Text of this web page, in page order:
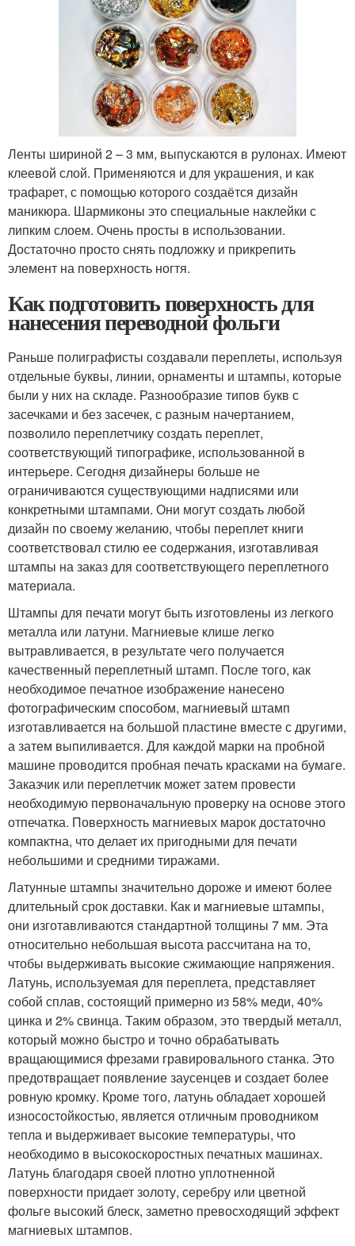
Ленты шириной 2 – 3 мм, выпускаются в рулонах. Имеют
клеевой слой. Применяются и для украшения, и как
трафарет, с помощью которого создаётся дизайн
маникюра. Шармиконы это специальные наклейки с
липким слоем. Очень просты в использовании.
Достаточно просто снять подложку и прикрепить
элемент на поверхность ногтя.
Как подготовить поверхность для
нанесения переводной фольги
Раньше полиграфисты создавали переплеты, используя
отдельные буквы, линии, орнаменты и штампы, которые
были у них на складе. Разнообразие типов букв с
засечками и без засечек, с разным начертанием,
позволило переплетчику создать переплет,
соответствующий типографике, использованной в
интерьере. Сегодня дизайнеры больше не
ограничиваются существующими надписями или
конкретными штампами. Они могут создать любой
дизайн по своему желанию, чтобы переплет книги
соответствовал стилю ее содержания, изготавливая
штампы на заказ для соответствующего переплетного
материала.
Штампы для печати могут быть изготовлены из легкого
металла или латуни. Магниевые клише легко
вытравливается, в результате чего получается
качественный переплетный штамп. После того, как
необходимое печатное изображение нанесено
фотографическим способом, магниевый штамп
изготавливается на большой пластине вместе с другими,
а затем выпиливается. Для каждой марки на пробной
машине проводится пробная печать красками на бумаге.
Заказчик или переплетчик может затем провести
необходимую первоначальную проверку на основе этого
отпечатка. Поверхность магниевых марок достаточно
компактна, что делает их пригодными для печати
небольшими и средними тиражами.
Латунные штампы значительно дороже и имеют более
длительный срок доставки. Как и магниевые штампы,
они изготавливаются стандартной толщины 7 мм. Эта
относительно небольшая высота рассчитана на то,
чтобы выдерживать высокие сжимающие напряжения.
Латунь, используемая для переплета, представляет
собой сплав, состоящий примерно из 58% меди, 40%
цинка и 2% свинца. Таким образом, это твердый металл,
который можно быстро и точно обрабатывать
вращающимися фрезами гравировального станка. Это
предотвращает появление заусенцев и создает более
ровную кромку. Кроме того, латунь обладает хорошей
износостойкостью, является отличным проводником
тепла и выдерживает высокие температуры, что
необходимо в высокоскоростных печатных машинах.
Латунь благодаря своей плотно уплотненной
поверхности придает золоту, серебру или цветной
фольге высокий блеск, заметно превосходящий эффект
магниевых штампов.